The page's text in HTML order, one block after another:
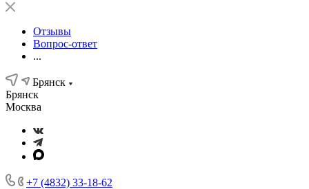
Отзывы
Вопрос-ответ
...
Брянск
Брянск
Москва
+7 (4832) 33-18-62